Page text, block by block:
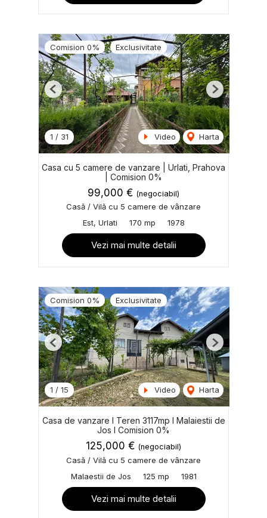
Comision 0% Exclusivitate
1 / 31 Video Harta
Previous Next
Casa cu 5 camere de vanzare | Urlati, Prahova
| Comision 0%
99,000 € (negociabil)
Casă / Vilă cu 5 camere de vânzare
Est, Urlati
170 mp 1978
Vezi mai multe detalii
Comision 0% Exclusivitate
1 / 15 Video Harta
Previous Next
Casa de vanzare I Teren 3117mp I Malaiestii de
Jos I Comision 0%
125,000 € (negociabil)
Casă / Vilă cu 5 camere de vânzare
Malaestii de Jos
125 mp 1981
Vezi mai multe detalii